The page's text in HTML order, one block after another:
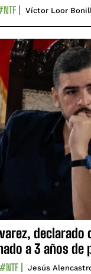
Víctor Loor
declarado
a 3 años de
#NTF Jesús